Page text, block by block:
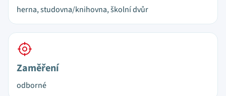
herna, studovna/knihovna, školní dvůr
Zaměření
odborné